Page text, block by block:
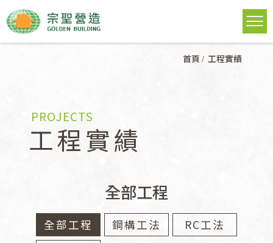
首頁 工程實績
PROJECTS
工程實績
全部工程
全部工程 鋼構工法
RC工法